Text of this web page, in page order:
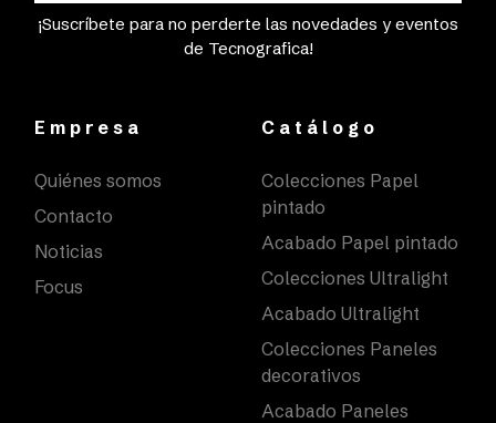
¡Suscríbete para no perderte las novedades y eventos
de Tecnografica!
Empresa
Quiénes somos
Contacto
Noticias
Focus
Catálogo
Colecciones Papel
pintado
Acabado Papel pintado
Colecciones Ultralight
Acabado Ultralight
Colecciones Paneles
decorativos
Acabado Paneles